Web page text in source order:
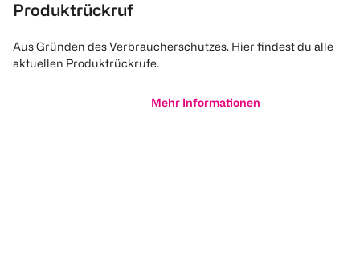
Produktrückruf
Aus Gründen des Verbraucherschutzes. Hier findest du alle
aktuellen Produktrückrufe.
Mehr Informationen